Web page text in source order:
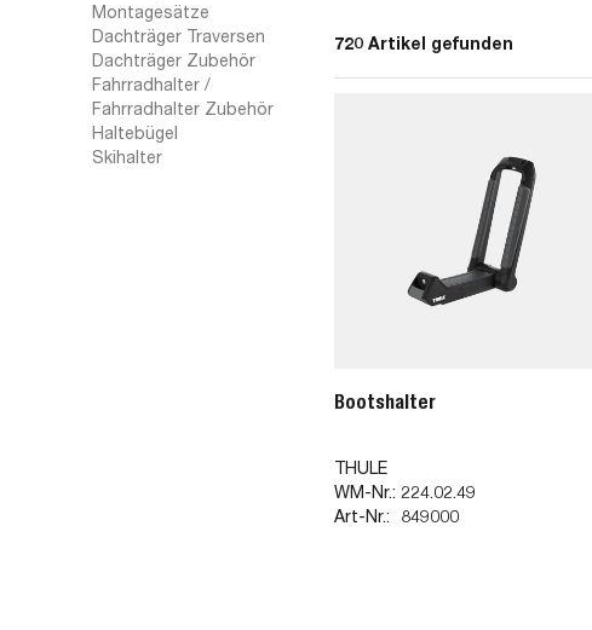
Montagesätze
Dachträger Traversen
Dachträger Zubehör
Fahrradhalter /
Fahrradhalter Zubehör
Haltebügel
Skihalter
720 Artikel gefunden
Bootshalter
THULE
WM-Nr.: 224.02.49
Art-Nr.:
849000